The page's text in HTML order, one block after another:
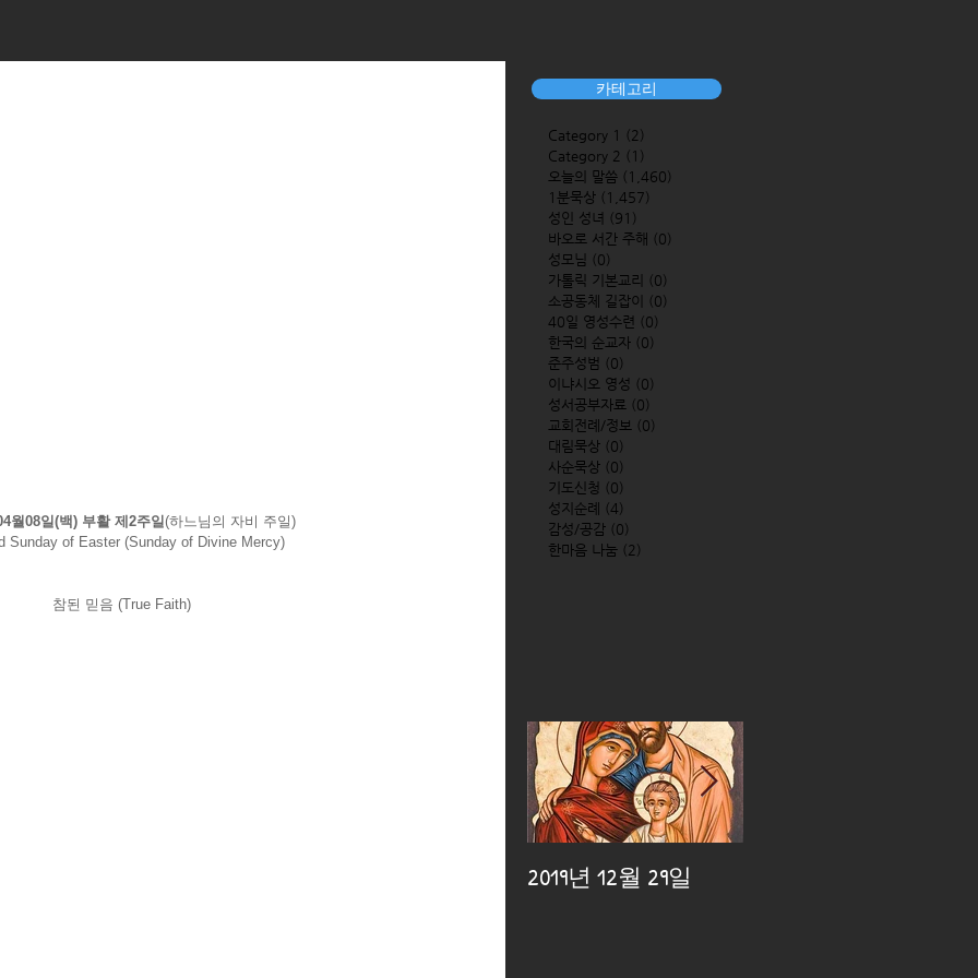
카테고리
Category 1 (2)
Category 2 (1)
오늘의 말씀 (1,460)
1분묵상 (1,457)
성인 성녀 (91)
바오로 서간 주해 (0)
성모님 (0)
가톨릭 기본교리 (0)
소공동체 길잡이
(0)
40일 영성수련 (0)
한국의 순교자 (0)
준주성범 (0)
이냐시오 영성 (0)
성서공부자료 (0)
교회전례/정보 (0)
대림묵상 (0)
사순묵상 (0)
기도신청 (0)
성지순례
(4)
감성/공감 (0)
한마음 나눔 (2)
2019년 12월 29일
월08일(백) 부활 제2주일(하느님의 자비 주일)
Sunday of Easter (Sunday of Divine Mercy)
참된 믿음 (True Faith)